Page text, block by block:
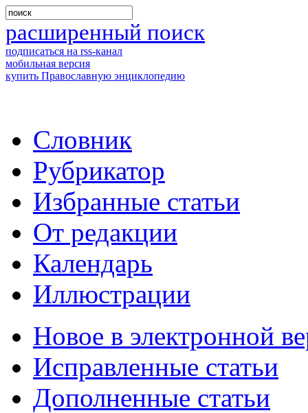
расширенный поиск
подписаться на rss-канал
мобильная версия
купить Православную энциклопедию
Словник
Рубрикатор
Избранные статьи
От редакции
Календарь
Иллюстрации
Новое в электронной
Исправленные статьи
Дополненные статьи